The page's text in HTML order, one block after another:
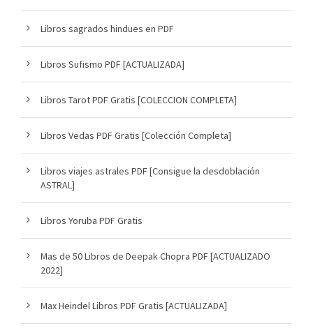
Libros sagrados hindues en PDF
Libros Sufismo PDF [ACTUALIZADA]
Libros Tarot PDF Gratis [COLECCION COMPLETA]
Libros Vedas PDF Gratis [Colección Completa]
Libros viajes astrales PDF [Consigue la desdoblación
ASTRAL]
Libros Yoruba PDF Gratis
Mas de 50 Libros de Deepak Chopra PDF [ACTUALIZADO
2022]
Max Heindel Libros PDF Gratis [ACTUALIZADA]